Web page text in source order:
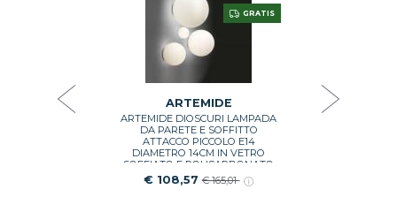
GRATIS
ARTEMIDE
ARTEMIDE DIOSCURI LAMPADA
DA PARETE E SOFFITTO
ATTACCO PICCOLO E14
DIAMETRO 14CM IN VETRO
SOFFIATO E POLICARBONATO
COLORE BIANCO 1039110A
€ 108,57 € 165,01